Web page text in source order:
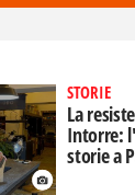
STORIE
La
Intorre:
storie a